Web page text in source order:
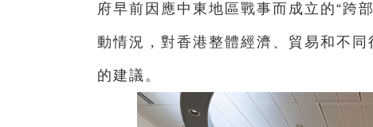
府早前因應中東地區戰事而成立的“跨
動情況，對香港整體經濟、貿易和不
的建議。